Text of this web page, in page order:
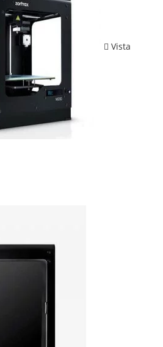
Vista